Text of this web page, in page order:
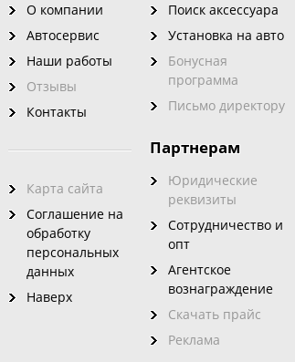
О компании
Автосервис
Наши работы
Отзывы
Контакты
Карта сайта
Соглашение на
обработку
персональных
данных
Наверх
Поиск аксессуара
Установка на авто
Бонусная
программа
Письмо директору
Партнерам
Юридические
реквизиты
Сотрудничество и
опт
Агентское
вознаграждение
Скачать прайс
Реклама